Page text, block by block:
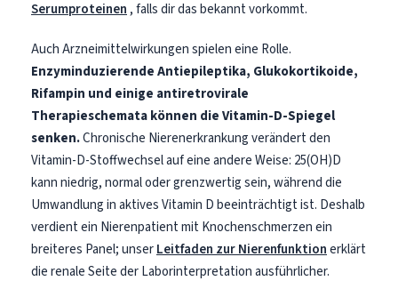
Serumproteinen , falls dir das bekannt vorkommt.
Auch Arzneimittelwirkungen spielen eine Rolle.
Enzyminduzierende Antiepileptika, Glukokortikoide,
Rifampin und einige antiretrovirale
Therapieschemata können die Vitamin-D-Spiegel
senken.Chronische Nierenerkrankung verändert den
Vitamin-D-Stoffwechsel auf eine andere Weise: 25(OH)D
kann niedrig, normal oder grenzwertig sein, während die
Umwandlung in aktives Vitamin D beeinträchtigt ist. Deshalb
verdient ein Nierenpatient mit Knochenschmerzen ein
breiteres Panel; unserLeitfaden zur Nierenfunktionerklärt
die renale Seite der Laborinterpretation ausführlicher.